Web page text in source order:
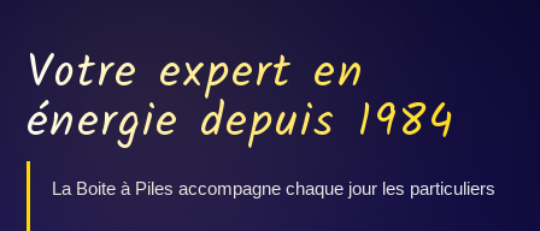
Votre expert en
énergie depuis 1984
La Boite à Piles accompagne chaque jour les particuliers